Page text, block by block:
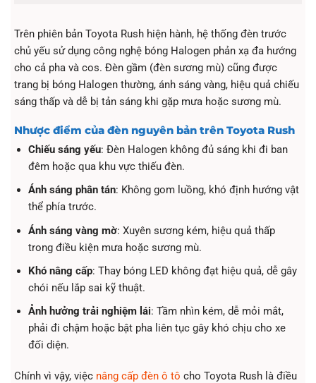
Trên phiên bản Toyota Rush hiện hành, hệ thống đèn trước
chủ yếu sử dụng công nghệ bóng Halogen phản xạ đa hướng
cho cả pha và cos. Đèn gầm (đèn sương mù) cũng được
trang bị bóng Halogen thường, ánh sáng vàng, hiệu quả chiếu
sáng thấp và dễ bị tản sáng khi gặp mưa hoặc sương mù.
Nhược điểm của đèn nguyên bản trên Toyota Rush
Chiếu sáng yếu: Đèn Halogen không đủ sáng khi đi ban
đêm hoặc qua khu vực thiếu đèn.
Ánh sáng phân tán: Không gom luồng, khó định hướng vật
thể phía trước.
Ánh sáng vàng mờ: Xuyên sương kém, hiệu quả thấp
trong điều kiện mưa hoặc sương mù.
Khó nâng cấp: Thay bóng LED không đạt hiệu quả, dễ gây
chói nếu lắp sai kỹ thuật.
Ảnh hưởng trải nghiệm lái: Tầm nhìn kém, dễ mỏi mắt,
phải đi chậm hoặc bật pha liên tục gây khó chịu cho xe
đối diện.
Chính vì vậy, việc nâng cấp đèn ô tô cho Toyota Rush là điều